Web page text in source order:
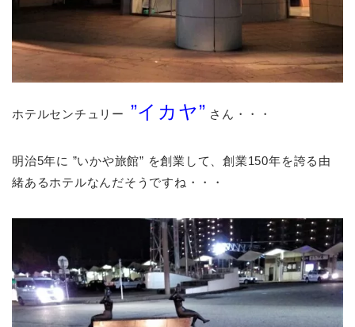
ホテルセンチュリー ”イカヤ” さん・・・
明治5年に ”いかや旅館” を創業して、創業150年を誇る由
緒あるホテルなんだそうですね・・・